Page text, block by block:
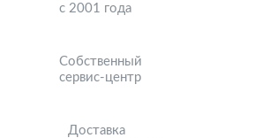
с 2001 года
Собственный
сервис-центр
Доставка